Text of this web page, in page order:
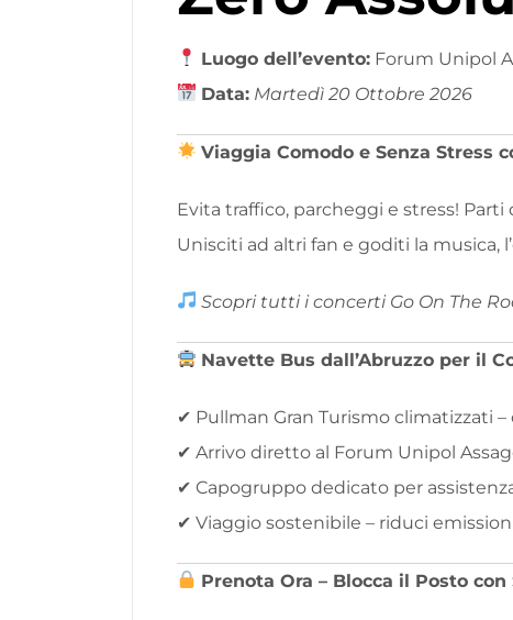
Luogo dell’evento: Forum Unipol
Data: Martedì 20 Ottobre 2026
Viaggia Comodo e Senza Stress
Evita traffico, parcheggi e stress! Parti
Unisciti ad altri fan e goditi la musica,
Scopri tutti i concerti Go On The
Navette Bus dall’Abruzzo per il
✔ Pullman Gran Turismo climatizzati
✔ Arrivo diretto al Forum Unipol
✔ Capogruppo dedicato per
✔ Viaggio sostenibile – riduci
Prenota Ora – Blocca il Posto con